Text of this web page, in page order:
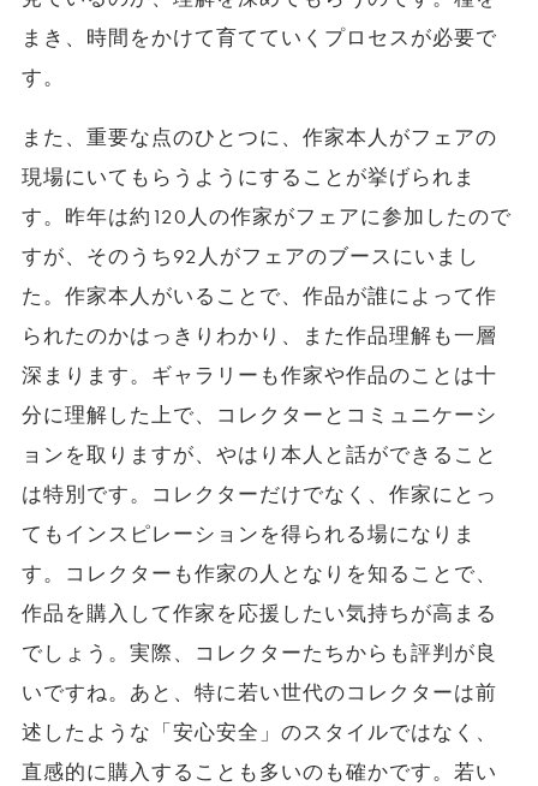
まき、時間をかけて育てていくプロセスが必要で
す。
また、重要な点のひとつに、作家本人がフェアの
現場にいてもらうようにすることが挙げられま
す。昨年は約120人の作家がフェアに参加したので
すが、そのうち92人がフェアのブースにいまし
た。作家本人がいることで、作品が誰によって作
られたのかはっきりわかり、また作品理解も一層
深まります。ギャラリーも作家や作品のことは十
分に理解した上で、コレクターとコミュニケーシ
ョンを取りますが、やはり本人と話ができること
は特別です。コレクターだけでなく、作家にとっ
てもインスピレーションを得られる場になりま
す。コレクターも作家の人となりを知ることで、
作品を購入して作家を応援したい気持ちが高まる
でしょう。実際、コレクターたちからも評判が良
いですね。あと、特に若い世代のコレクターは前
述したような「安心安全」のスタイルではなく、
直感的に購入することも多いのも確かです。若い